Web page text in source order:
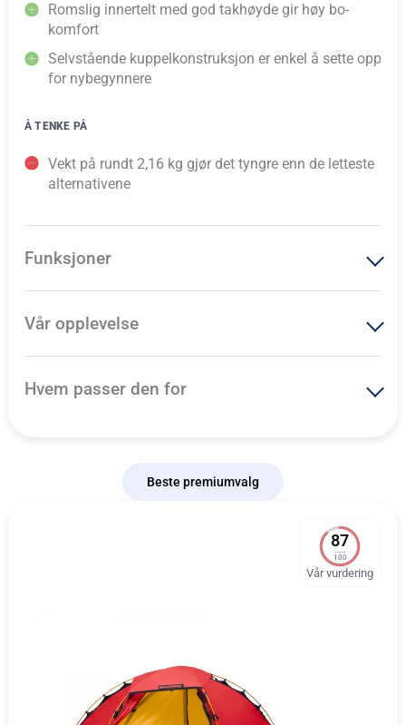
Romslig innertelt med god takhøyde gir høy bo-
komfort
Selvstående kuppelkonstruksjon er enkel å sette opp
for nybegynnere
Å TENKE PÅ
Vekt på rundt 2,16 kg gjør det tyngre enn de letteste
alternativene
Funksjoner
Vår opplevelse
Hvem passer den for
Beste premiumvalg
87
100
Vår vurdering